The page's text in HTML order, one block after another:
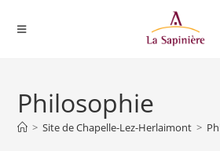
Philosophie
> Site de Chapelle-Lez-Herlaimont >